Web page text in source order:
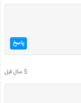
پاسخ
5 سال قبل